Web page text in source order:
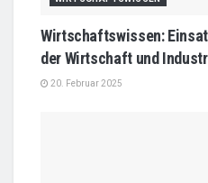
Wirtschaftswissen:
der Wirtschaft und
20. Februar 2025